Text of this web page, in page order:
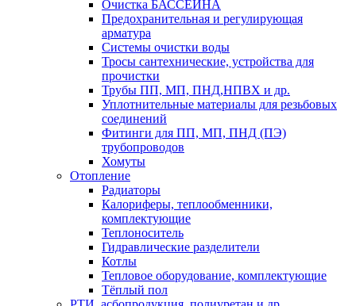
Очистка БАССЕЙНА
Предохранительная и регулирующая
арматура
Системы очистки воды
Тросы сантехнические, устройства для
прочистки
Трубы ПП, МП, ПНД,НПВХ и др.
Уплотнительные материалы для резьбовых
соединений
Фитинги для ПП, МП, ПНД (ПЭ)
трубопроводов
Хомуты
Отопление
Радиаторы
Калориферы, теплообменники,
комплектующие
Теплоноситель
Гидравлические разделители
Котлы
Тепловое оборудование, комплектующие
Тёплый пол